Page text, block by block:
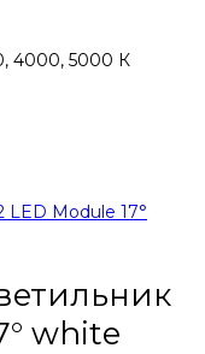
4000, 5000 К
white